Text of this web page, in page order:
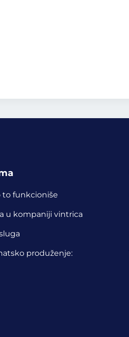
to funkcioniše
u kompaniji vintrica
produženje: